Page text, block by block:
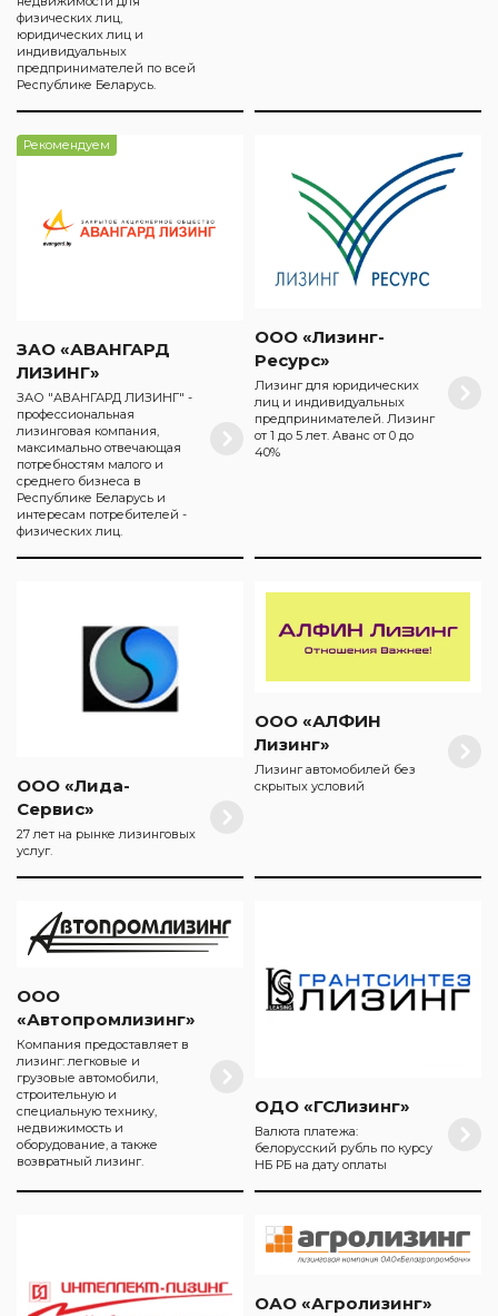
физических лиц,
юридических лиц и
индивидуальных
предпринимателей по всей
Республике Беларусь.
Рекомендуем
ЗАО «АВАНГАРД
ЛИЗИНГ»
ЗАО "АВАНГАРД ЛИЗИНГ" -
профессиональная
лизинговая компания,
максимально отвечающая
потребностям малого и
среднего бизнеса в
Республике Беларусь и
интересам потребителей -
физических лиц.
ООО «Лизинг-
Ресурс»
Лизинг для юридических
лиц и индивидуальных
предпринимателей. Лизинг
от 1 до 5 лет. Аванс от 0 до
40%
ООО «Лида-
Сервис»
27 лет на рынке лизинговых
услуг.
ООО «АЛФИН
Лизинг»
Лизинг автомобилей без
скрытых условий
ООО
«Автопромлизинг»
Компания предоставляет в
лизинг: легковые и
грузовые автомобили,
строительную и
специальную технику,
недвижимость и
оборудование, а также
возвратный лизинг.
ОДО «ГСЛизинг»
Валюта платежа:
белорусский рубль по курсу
НБ РБ на дату оплаты
ОАО «Агролизинг»